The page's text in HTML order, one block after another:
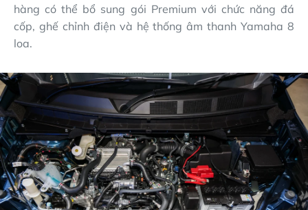
hàng có thể bổ sung gói Premium với chức năng đá
cốp, ghế chỉnh điện và hệ thống âm thanh Yamaha 8
loa.